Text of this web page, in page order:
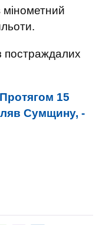
мінометний
постраждалих
Протягом 15
Сумщину, -